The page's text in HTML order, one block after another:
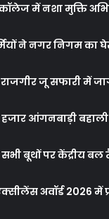
में नशा मुक्ति
ने नगर निगम का
राजगीर जू सफारी में
आंगनबाड़ी
बूथों पर केंद्रीय बल
अवॉर्ड 2026 में